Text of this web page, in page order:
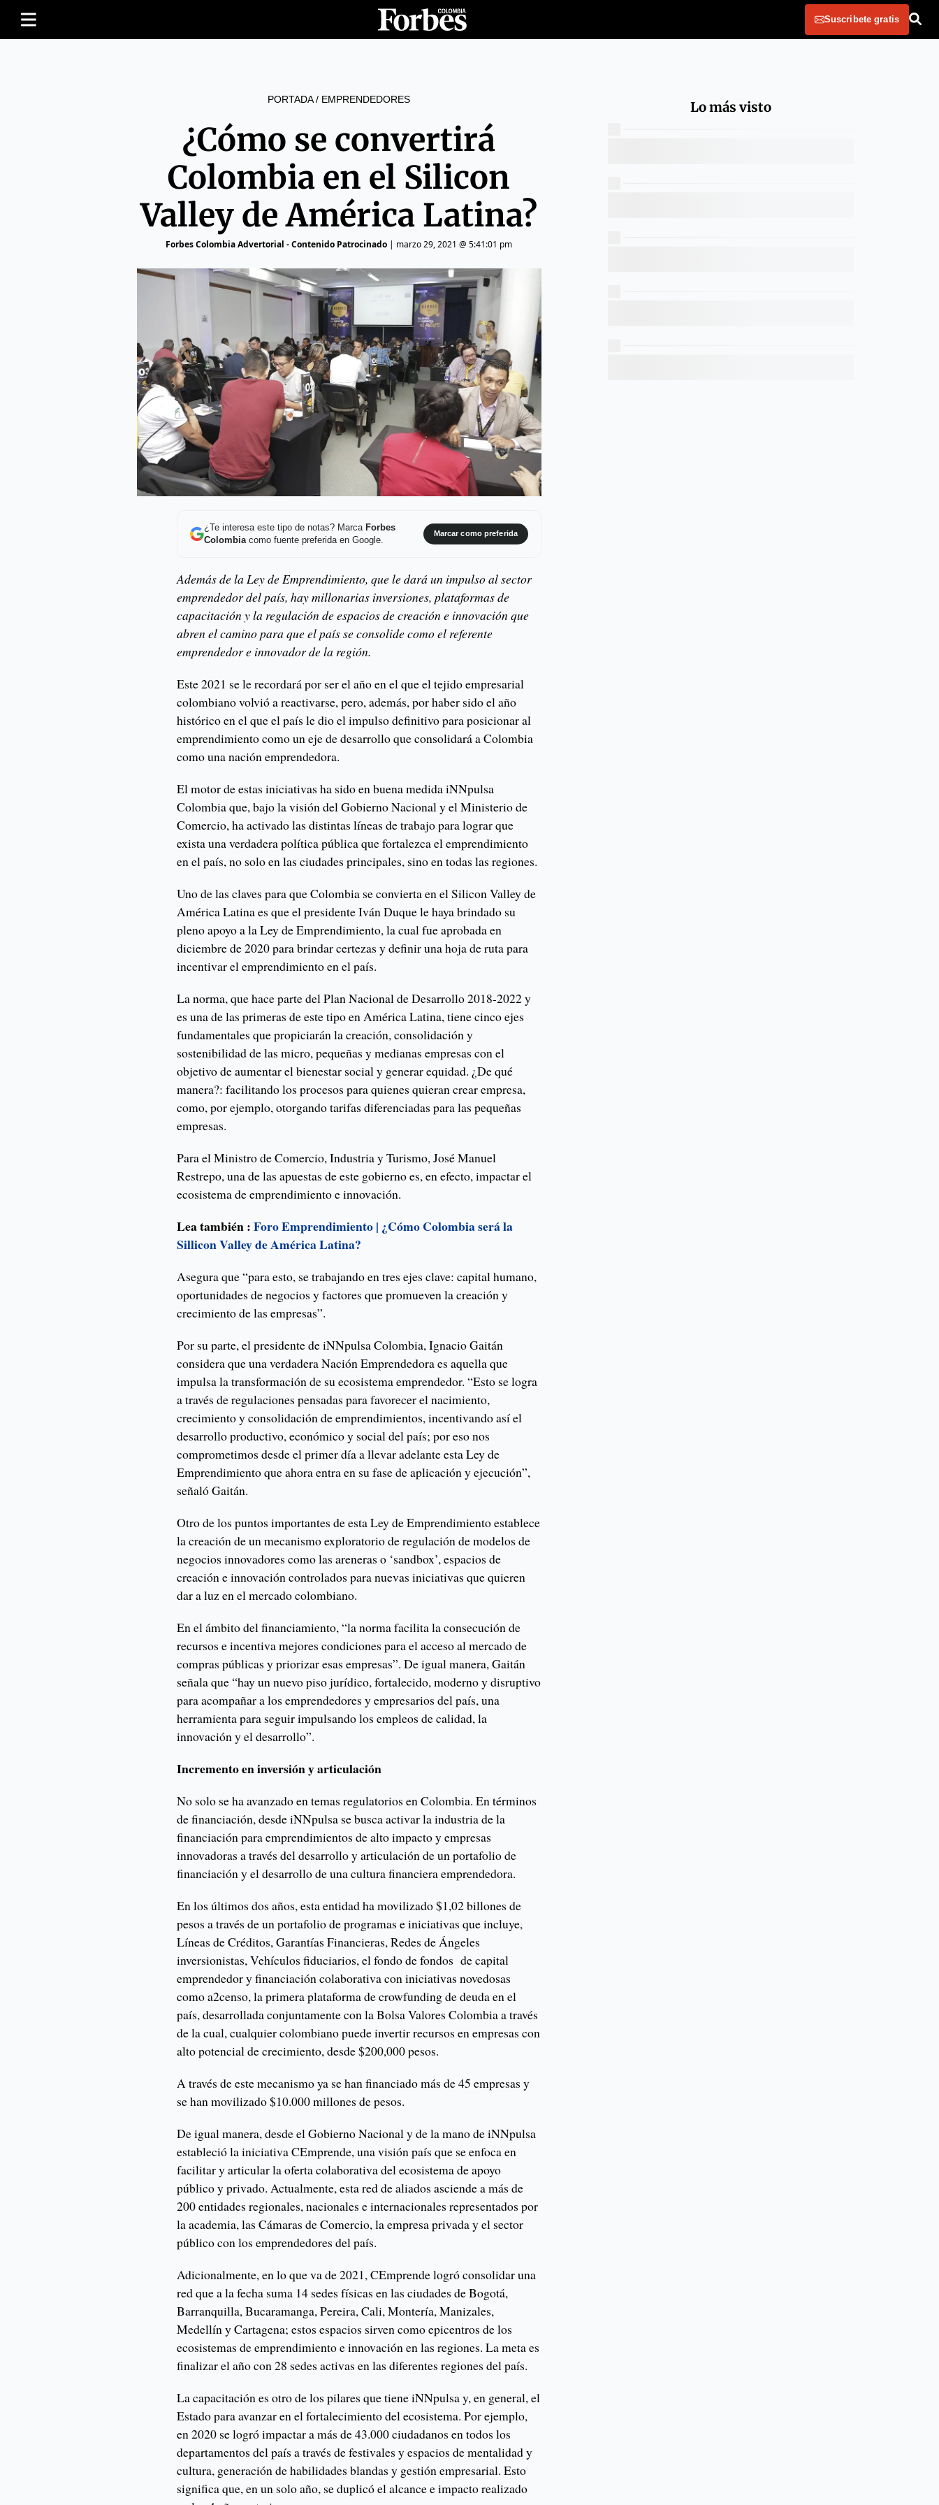
Suscribete gratis
PORTADA/ EMPRENDEDORES
¿Cómo se convertirá
Colombia en el Silicon
Valley de América Latina?
Forbes Colombia Advertorial - Contenido Patrocinado | marzo 29, 2021 @ 5:41:01 pm
¿Te interesa este tipo de notas? Marca Forbes
Colombiacomo fuente preferida en Google.
Marcar como preferida
Además de la Ley de Emprendimiento, que le dará un impulso al sector
emprendedor del país, hay millonarias inversiones, plataformas de
capacitación y la regulación de espacios de creación e innovación que
abren el camino para que el país se consolide como el referente
emprendedor e innovador de la región.
Este 2021 se le recordará por ser el año en el que el tejido empresarial
colombiano volvió a reactivarse, pero, además, por haber sido el año
histórico en el que el país le dio el impulso definitivo para posicionar al
emprendimiento como un eje de desarrollo que consolidará a Colombia
como una nación emprendedora.
El motor de estas iniciativas ha sido en buena medida iNNpulsa
Colombia que, bajo la visión del Gobierno Nacional y el Ministerio de
Comercio, ha activado las distintas líneas de trabajo para lograr que
exista una verdadera política pública que fortalezca el emprendimiento
en el país, no solo en las ciudades principales, sino en todas las regiones.
Uno de las claves para que Colombia se convierta en el Silicon Valley de
América Latina es que el presidente Iván Duque le haya brindado su
pleno apoyo a la Ley de Emprendimiento, la cual fue aprobada en
diciembre de 2020 para brindar certezas y definir una hoja de ruta para
incentivar el emprendimiento en el país.
La norma, que hace parte del Plan Nacional de Desarrollo 2018-2022 y
es una de las primeras de este tipo en América Latina, tiene cinco ejes
fundamentales que propiciarán la creación, consolidación y
sostenibilidad de las micro, pequeñas y medianas empresas con el
objetivo de aumentar el bienestar social y generar equidad. ¿De qué
manera?: facilitando los procesos para quienes quieran crear empresa,
como, por ejemplo, otorgando tarifas diferenciadas para las pequeñas
empresas.
Para el Ministro de Comercio, Industria y Turismo, José Manuel
Restrepo, una de las apuestas de este gobierno es, en efecto, impactar el
ecosistema de emprendimiento e innovación.
Lea también : Foro Emprendimiento | ¿Cómo Colombia será la
Sillicon Valley de América Latina?
Asegura que “para esto, se trabajando en tres ejes clave: capital humano,
oportunidades de negocios y factores que promueven la creación y
crecimiento de las empresas”.
Por su parte, el presidente de iNNpulsa Colombia, Ignacio Gaitán
considera que una verdadera Nación Emprendedora es aquella que
impulsa la transformación de su ecosistema emprendedor. “Esto se logra
a través de regulaciones pensadas para favorecer el nacimiento,
crecimiento y consolidación de emprendimientos, incentivando así el
desarrollo productivo, económico y social del país; por eso nos
comprometimos desde el primer día a llevar adelante esta Ley de
Emprendimiento que ahora entra en su fase de aplicación y ejecución”,
señaló Gaitán.
Otro de los puntos importantes de esta Ley de Emprendimiento establece
la creación de un mecanismo exploratorio de regulación de modelos de
negocios innovadores como las areneras o ‘sandbox’, espacios de
creación e innovación controlados para nuevas iniciativas que quieren
dar a luz en el mercado colombiano.
En el ámbito del financiamiento, “la norma facilita la consecución de
recursos e incentiva mejores condiciones para el acceso al mercado de
compras públicas y priorizar esas empresas”. De igual manera, Gaitán
señala que “hay un nuevo piso jurídico, fortalecido, moderno y disruptivo
para acompañar a los emprendedores y empresarios del país, una
herramienta para seguir impulsando los empleos de calidad, la
innovación y el desarrollo”.
Incremento en inversión y articulación
No solo se ha avanzado en temas regulatorios en Colombia. En términos
de financiación, desde iNNpulsa se busca activar la industria de la
financiación para emprendimientos de alto impacto y empresas
innovadoras a través del desarrollo y articulación de un portafolio de
financiación y el desarrollo de una cultura financiera emprendedora.
En los últimos dos años, esta entidad ha movilizado $1,02 billones de
pesos a través de un portafolio de programas e iniciativas que incluye,
Líneas de Créditos, Garantías Financieras, Redes de Ángeles
inversionistas, Vehículos fiduciarios, el fondo de fondos de capital
emprendedor y financiación colaborativa con iniciativas novedosas
como a2censo, la primera plataforma de crowfunding de deuda en el
país, desarrollada conjuntamente con la Bolsa Valores Colombia a través
de la cual, cualquier colombiano puede invertir recursos en empresas con
alto potencial de crecimiento, desde $200,000 pesos.
A través de este mecanismo ya se han financiado más de 45 empresas y
se han movilizado $10.000 millones de pesos.
De igual manera, desde el Gobierno Nacional y de la mano de iNNpulsa
estableció la iniciativa CEmprende, una visión país que se enfoca en
facilitar y articular la oferta colaborativa del ecosistema de apoyo
público y privado. Actualmente, esta red de aliados asciende a más de
200 entidades regionales, nacionales e internacionales representados por
la academia, las Cámaras de Comercio, la empresa privada y el sector
público con los emprendedores del país.
Adicionalmente, en lo que va de 2021, CEmprende logró consolidar una
red que a la fecha suma 14 sedes físicas en las ciudades de Bogotá,
Barranquilla, Bucaramanga, Pereira, Cali, Montería, Manizales,
Medellín y Cartagena; estos espacios sirven como epicentros de los
ecosistemas de emprendimiento e innovación en las regiones. La meta es
finalizar el año con 28 sedes activas en las diferentes regiones del país.
La capacitación es otro de los pilares que tiene iNNpulsa y, en general, el
Estado para avanzar en el fortalecimiento del ecosistema. Por ejemplo,
en 2020 se logró impactar a más de 43.000 ciudadanos en todos los
departamentos del país a través de festivales y espacios de mentalidad y
cultura, generación de habilidades blandas y gestión empresarial. Esto
significa que, en un solo año, se duplicó el alcance e impacto realizado
Lo más visto